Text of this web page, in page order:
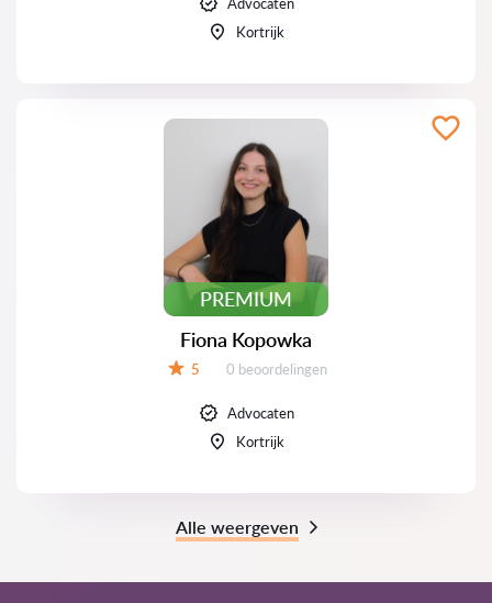
Kortrijk
PREMIUM
Fiona Kopowka
5 Beoordelingen:
0 beoordelingen
Advocaten
Kortrijk
Alle weergeven